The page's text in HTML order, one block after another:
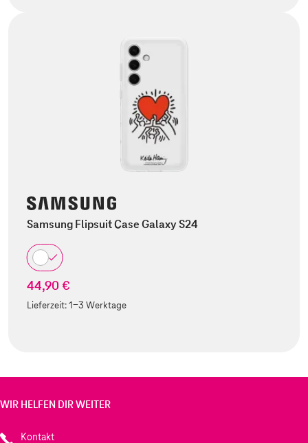
Samsung Flipsuit Case Galaxy S24
44,90 €
Lieferzeit:1-3 Werktage
WIR HELFEN DIR WEITER
Kontakt